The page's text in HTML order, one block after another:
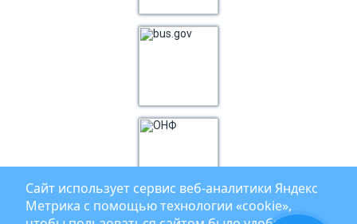
Сайт использует сервис веб‑аналитики Яндекс
Метрика с помощью технологии «cookie»,